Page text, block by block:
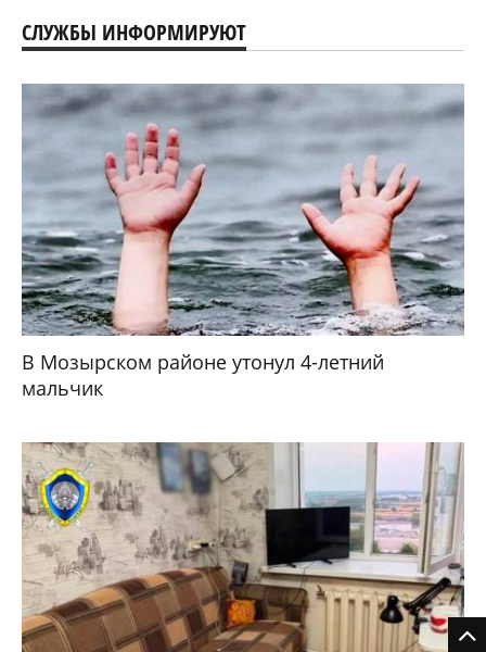
СЛУЖБЫ ИНФОРМИРУЮТ
В Мозырском районе утонул 4-летний
мальчик